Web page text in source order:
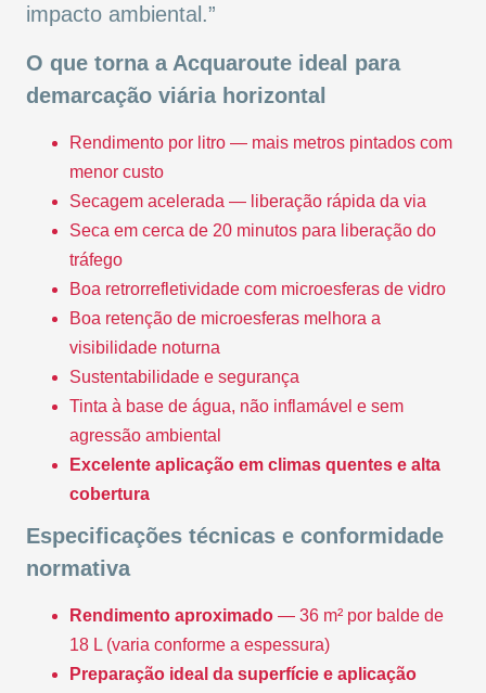
impacto ambiental.”
O que torna a Acquaroute ideal para
demarcação viária horizontal
Rendimento por litro — mais metros pintados com
menor custo
Secagem acelerada — liberação rápida da via
Seca em cerca de 20 minutos para liberação do
tráfego
Boa retrorrefletividade com microesferas de vidro
Boa retenção de microesferas melhora a
visibilidade noturna
Sustentabilidade e segurança
Tinta à base de água, não inflamável e sem
agressão ambiental
Excelente aplicação em climas quentes e alta
cobertura
Especificações técnicas e conformidade
normativa
Rendimento aproximado — 36 m² por balde de
18 L (varia conforme a espessura)
Preparação ideal da superfície e aplicação